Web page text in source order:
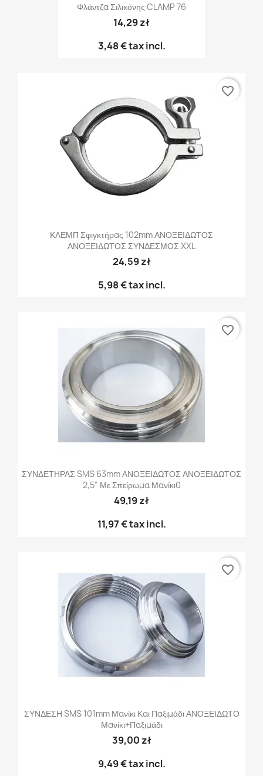
Φλάντζα Σιλικόνης CLAMP 76
14,29 zł
3,48 €tax incl.
ΚΛΕΜΠ Σφιγκτήρας 102mm ΑΝΟΞΕΙΔΩΤΟΣ
ΑΝΟΞΕΙΔΩΤΟΣ ΣΥΝΔΕΣΜΟΣ XXL
24,59 zł
5,98 €tax incl.
favorite_border
ΣΥΝΔΕΤΗΡΑΣ SMS 63mm ΑΝΟΞΕΙΔΩΤΟΣ ΑΝΟΞΕΙΔΩΤΟΣ
2,5" Με Σπείρωμα Μανίκι0
49,19 zł
11,97 €tax incl.
favorite_border
ΣΥΝΔΕΣΗ SMS 101mm Μανίκι Και Παξιμάδι ΑΝΟΞΕΙΔΩΤΟ
Μανίκι+παξιμάδι
39,00 zł
9,49 €tax incl.
favorite_border